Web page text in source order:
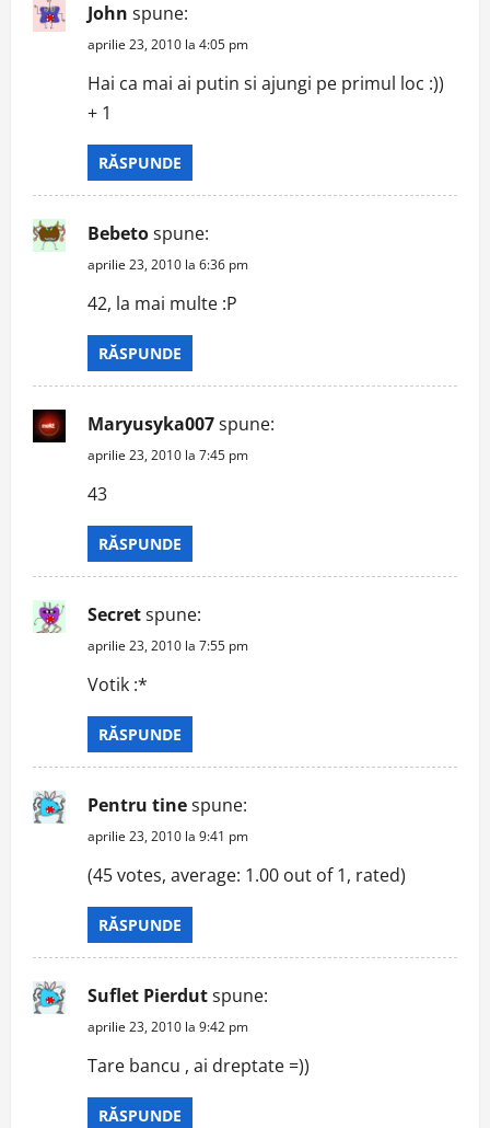
John spune:
aprilie 23, 2010 la 4:05 pm
Hai ca mai ai putin si ajungi pe primul loc :))
+ 1
RĂSPUNDE
Bebetospune:
aprilie 23, 2010 la 6:36 pm
42, la mai multe :P
RĂSPUNDE
Maryusyka007spune:
aprilie 23, 2010 la 7:45 pm
43
RĂSPUNDE
Secretspune:
aprilie 23, 2010 la 7:55 pm
Votik :*
RĂSPUNDE
Pentru tinespune:
aprilie 23, 2010 la 9:41 pm
(45 votes, average: 1.00 out of 1, rated)
RĂSPUNDE
Suflet Pierdutspune:
aprilie 23, 2010 la 9:42 pm
Tare bancu , ai dreptate =))
RĂSPUNDE